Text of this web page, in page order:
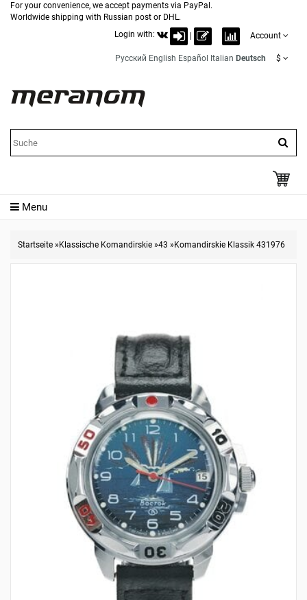
For your convenience, we accept payments via PayPal.
Worldwide shipping with Russian post or DHL.
Login with:
Account
Русский English Español Italian Deutsch $
Menu
Startseite » Klassische Komandirskie »43 » Komandirskie Klassik 431976